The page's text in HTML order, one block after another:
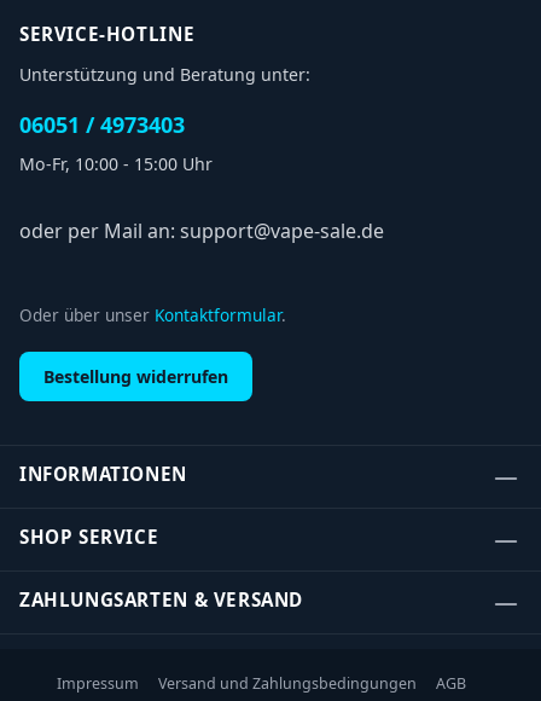
SERVICE-HOTLINE
Unterstützung und Beratung unter:
06051 / 4973403
Mo-Fr, 10:00 - 15:00 Uhr
oder per Mail an: support@vape-sale.de
Oder über unser Kontaktformular.
Bestellung widerrufen
INFORMATIONEN
SHOP SERVICE
ZAHLUNGSARTEN & VERSAND
Impressum Versand und Zahlungsbedingungen
AGB